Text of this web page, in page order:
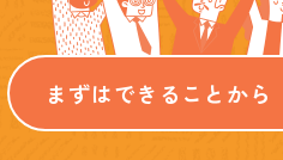
まずはできることから